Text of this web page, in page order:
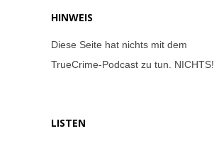
HINWEIS
Diese Seite hat nichts mit dem
TrueCrime-Podcast zu tun. NICHTS!
LISTEN